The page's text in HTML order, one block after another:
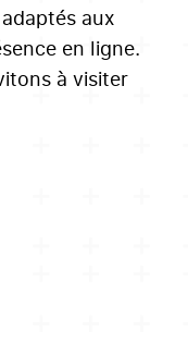
aux
en ligne.
à visiter